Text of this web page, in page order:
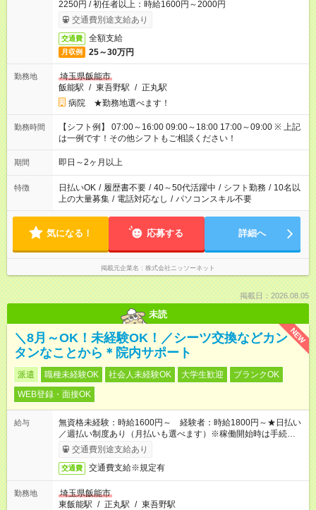
2250円 / 初任者以上：時給1600円～2000円
交通費別途支給あり
交通費 全額支給
月収例 25～30万円
勤務地
埼玉県飯能市
飯能駅 / 東吾野駅 / 正丸駅
病院 ★勤務地選べます！
勤務時間
【シフト例】 07:00～16:00 09:00～18:00 17:00～09:00 ※ 上記
は一例です！その他シフトもご相談ください！
期間 即日～2ヶ月以上
特徴 日払いOK / 履歴書不要 / 40～50代活躍中 / シフト勤務 / 10名以
上の大量募集 / 電話対応なし / パソコンスキル不要
気になる！ 応募する 詳細へ
掲載元企業名 株式会社ニッソーネット
掲載日：2026.08.05
未読
NEW
＼8月～OK！未経験OK！／シーツ交換などカン
タンなことから＊院内サポート
派遣 職種未経験OK 社会人未経験OK 大学生歓迎
ブランクOK
WEB登録・面接OK
給与
無資格未経験：時給1600円～ 経験者：時給1800円～★日払い
／週払い制度あり（月払いも選べます）※稼働開始時は手続き完
了次第のお支払いとなります。
交通費別途支給あり
交通費 交通費支給※規定有
勤務地
埼玉県飯能市
東飯能駅 / 正丸駅 / 東吾野駅